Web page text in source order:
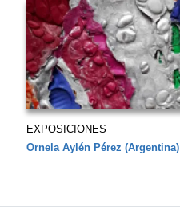
EXPOSICIONES
Ornela Aylén Pérez (Argentina)